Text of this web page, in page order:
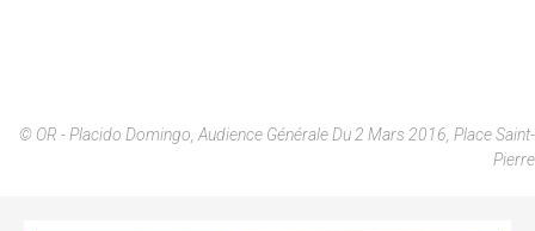
© OR - Placido Domingo, Audience Générale Du 2 Mars 2016, Place Saint-
Pierre